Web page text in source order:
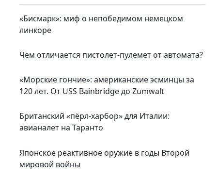
«Бисмарк»: миф о непобедимом немецком
линкоре
Чем отличается пистолет-пулемет от автомата?
«Морские гончие»: американские эсминцы за
120 лет. От USS Bainbridge до Zumwalt
Британский «пёрл-харбор» для Италии:
авианалет на Таранто
Японское реактивное оружие в годы Второй
мировой войны